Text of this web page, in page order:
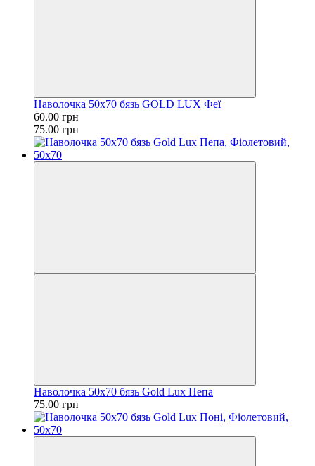
Наволочка 50х70 бязь GOLD LUX Феї
60.00 грн
75.00 грн
Наволочка 50х70 бязь Gold Lux Пепа
75.00 грн